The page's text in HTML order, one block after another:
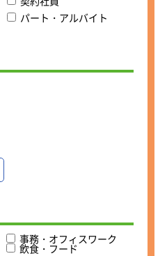
訪問します。
生産工程にも注目。 コス
案するなど、
じていただける提案を心
関係を築いてください。
パート・アルバイト
事務・オフィスワーク
飲食・フード